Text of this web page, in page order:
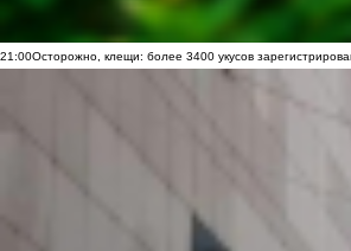
21:00Осторожно, клещи: более 3400 укусов